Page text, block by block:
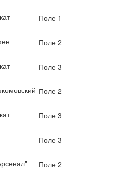
Поле 1
Поле 2
Поле 3
Поле 2
Поле 3
Поле 3
Поле 2